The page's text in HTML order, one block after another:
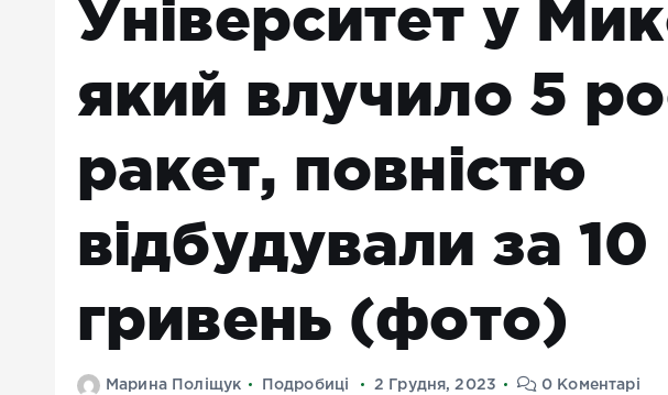
Університет у
який влучило 5
ракет, повністю
відбудували за
гривень (фото)
Марина Поліщук Подробиці 2 Грудня, 2023 0 Коментарі